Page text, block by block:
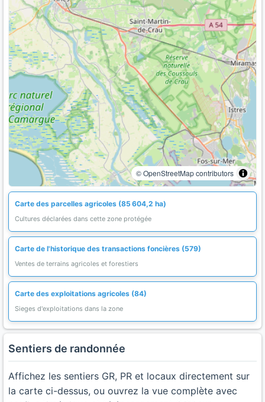
© OpenStreetMap contributors
Carte des parcelles agricoles (85 604,2 ha)
Cultures déclarées dans cette zone protégée
Carte de l'historique des transactions foncières (579)
Ventes de terrains agricoles et forestiers
Carte des exploitations agricoles (84)
Sieges d'exploitations dans la zone
Sentiers de randonnée
Affichez les sentiers GR, PR et locaux directement sur
la carte ci-dessus, ou ouvrez la vue complète avec